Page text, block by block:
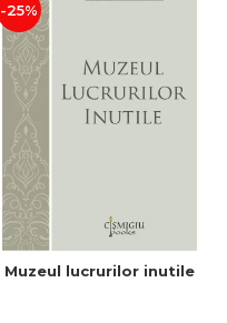
-25%
Muzeul lucrurilor inutile